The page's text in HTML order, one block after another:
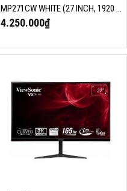
MP271CW WHITE (27 INCH, 1920 X
1080, 75HZ, VA, 1MS, TÍCH HỢP
4.250.000₫